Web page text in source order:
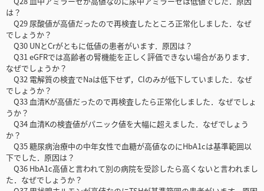
は？
Q29 尿酸値が高値だったので再検査したところ正常化しました．なぜ
でしょうか？
Q30 UNとCrがともに低値の患者がいます．原因は？
Q31 eGFRでは高齢者の腎機能を正しく評価できない場合があります．
なぜでしょうか？
Q32 電解質の検査でNaは低下せず，Clのみが低下していました．なぜ
でしょうか？
Q33 血清Kが高値だったので再検査したら正常化しました．なぜでしょ
うか？
Q34 血清Kの検査値がパニック値を大幅に超えました．なぜでしょう
か？
Q35 糖尿病治療中の中年女性で血糖が高値なのにHbA1cは基準範囲以
下でした．原因は？
Q36 HbA1c高値と言われて別の病院を受診したら高くないと言われまし
た．なぜでしょうか？